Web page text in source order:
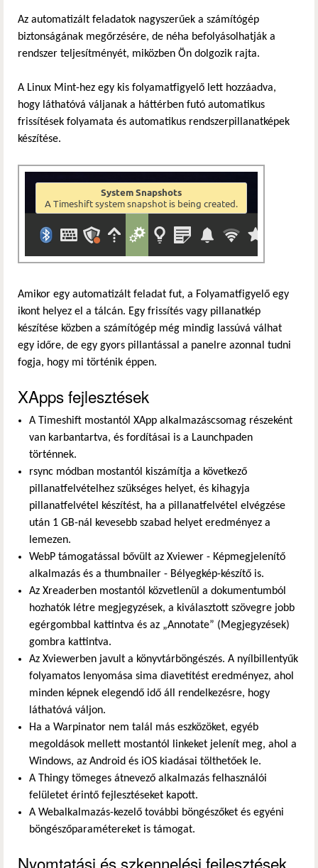
Az automatizált feladatok nagyszerűek a számítógép
biztonságának megőrzésére, de néha befolyásolhatják a
rendszer teljesítményét, miközben Ön dolgozik rajta.
A Linux Mint-hez egy kis folyamatfigyelő lett hozzáadva,
hogy láthatóvá váljanak a háttérben futó automatikus
frissítések folyamata és automatikus rendszerpillanatképek
készítése.
Amikor egy automatizált feladat fut, a Folyamatfigyelő egy
ikont helyez el a tálcán. Egy frissítés vagy pillanatkép
készítése közben a számítógép még mindig lassúvá válhat
egy időre, de egy gyors pillantással a panelre azonnal tudni
fogja, hogy mi történik éppen.
XApps fejlesztések
A Timeshift mostantól XApp alkalmazáscsomag részeként
van karbantartva, és fordításai is a Launchpaden
történnek.
rsync módban mostantól kiszámítja a következő
pillanatfelvételhez szükséges helyet, és kihagyja
pillanatfelvétel készítést, ha a pillanatfelvétel elvégzése
után 1 GB-nál kevesebb szabad helyet eredményez a
lemezen.
WebP támogatással bővült az Xviewer - Képmegjelenítő
alkalmazás és a thumbnailer - Bélyegkép-készítő is.
Az Xreaderben mostantól közvetlenül a dokumentumból
hozhatók létre megjegyzések, a kiválasztott szövegre jobb
egérgombbal kattintva és az „Annotate” (Megjegyzések)
gombra kattintva.
Az Xviewerben javult a könyvtárböngészés. A nyílbillentyűk
folyamatos lenyomása sima diavetítést eredményez, ahol
minden képnek elegendő idő áll rendelkezésre, hogy
láthatóvá váljon.
Ha a Warpinator nem talál más eszközöket, egyéb
megoldások mellett mostantól linkeket jelenít meg, ahol a
Windows, az Android és iOS kiadásai tölthetőek le.
A Thingy tömeges átnevező alkalmazás felhasználói
felületet érintő fejlesztéseket kapott.
A Webalkalmazás-kezelő további böngészőket és egyéni
böngészőparamétereket is támogat.
Nyomtatási és szkennelési fejlesztések